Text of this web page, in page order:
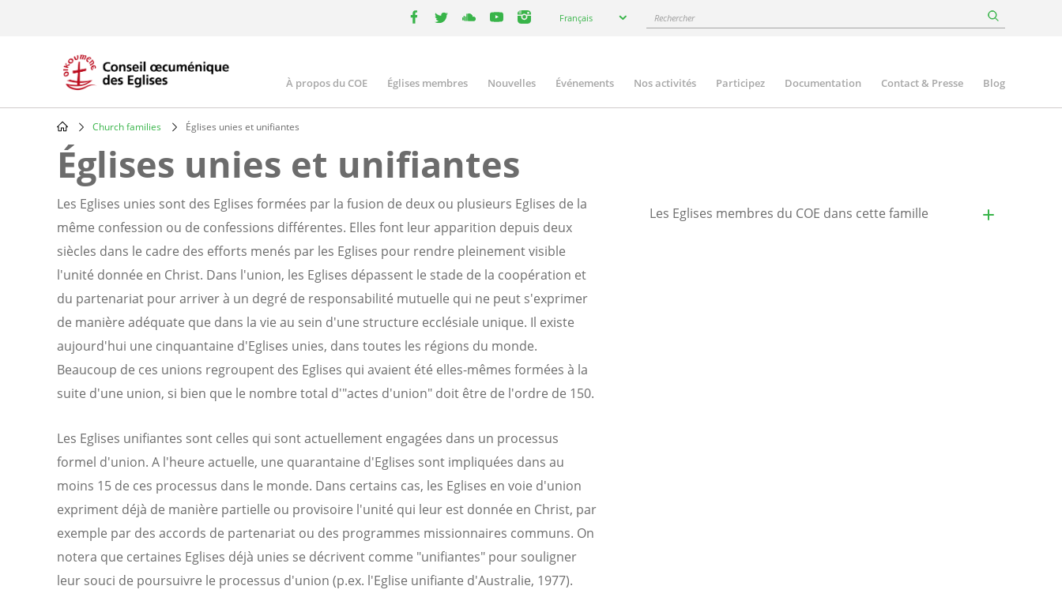
your
Français Rechercher
Main
navigation
À propos du COE Églises membres Nouvelles Événements Nos activités Participez Documentation Contact & Presse Blog
Breadcrumb
Church families Églises unies et unifiantes
Églises unies et unifiantes
Les Eglises unies sont des Eglises formées par la fusion de deux ou plusieurs Eglises de la
même confession ou de confessions différentes. Elles font leur apparition depuis deux
siècles dans le cadre des efforts menés par les Eglises pour rendre pleinement visible
l'unité donnée en Christ. Dans l'union, les Eglises dépassent le stade de la coopération et
du partenariat pour arriver à un degré de responsabilité mutuelle qui ne peut s'exprimer
de manière adéquate que dans la vie au sein d'une structure ecclésiale unique. Il existe
aujourd'hui une cinquantaine d'Eglises unies, dans toutes les régions du monde.
Beaucoup de ces unions regroupent des Eglises qui avaient été elles-mêmes formées à la
suite d'une union, si bien que le nombre total d'"actes d'union" doit être de l'ordre de 150.
Les Eglises unifiantes sont celles qui sont actuellement engagées dans un processus
formel d'union. A l'heure actuelle, une quarantaine d'Eglises sont impliquées dans au
moins 15 de ces processus dans le monde. Dans certains cas, les Eglises en voie d'union
expriment déjà de manière partielle ou provisoire l'unité qui leur est donnée en Christ, par
exemple par des accords de partenariat ou des programmes missionnaires communs. On
notera que certaines Eglises déjà unies se décrivent comme "unifiantes" pour souligner
leur souci de poursuivre le processus d'union (p.ex. l'Eglise unifiante d'Australie, 1977).
Les Eglises membres du COE dans cette famille